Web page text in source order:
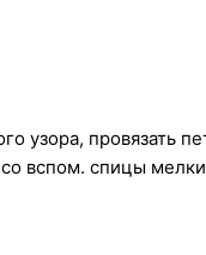
узора, провязать
со вспом. спицы